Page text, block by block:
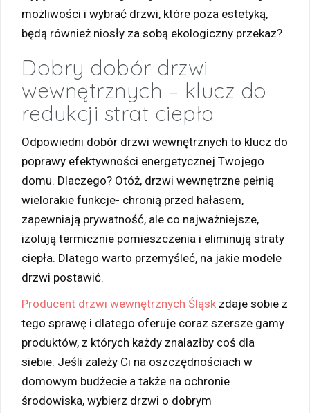
możliwości i wybrać drzwi, które poza estetyką,
będą również niosły za sobą ekologiczny przekaz?
Dobry dobór drzwi
wewnętrznych – klucz do
redukcji strat ciepła
Odpowiedni dobór drzwi wewnętrznych to klucz do
poprawy efektywności energetycznej Twojego
domu. Dlaczego? Otóż, drzwi wewnętrzne pełnią
wielorakie funkcje- chronią przed hałasem,
zapewniają prywatność, ale co najważniejsze,
izolują termicznie pomieszczenia i eliminują straty
ciepła. Dlatego warto przemyśleć, na jakie modele
drzwi postawić.
Producent drzwi wewnętrznych Śląsk zdaje sobie z
tego sprawę i dlatego oferuje coraz szersze gamy
produktów, z których każdy znalazłby coś dla
siebie. Jeśli zależy Ci na oszczędnościach w
domowym budżecie a także na ochronie
środowiska, wybierz drzwi o dobrym